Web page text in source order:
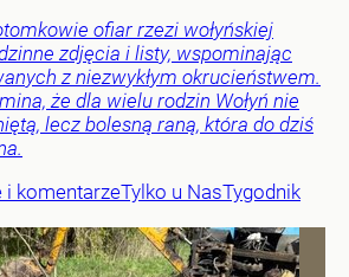
ofiar rzezi wołyńskiej
zdjęcia i listy, wspominając
z niezwykłym okrucieństwem.
że dla wielu rodzin Wołyń nie
lecz bolesną raną, która do dziś
i komentarzeTylko u NasTygodnik